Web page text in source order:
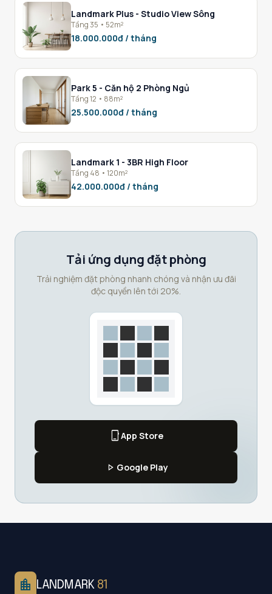
Landmark Plus - Studio View Sông
Tầng 35 • 52m²
18.000.000đ / tháng
Park 5 - Căn hộ 2 Phòng Ngủ
Tầng 12 • 88m²
25.500.000đ / tháng
Landmark 1 - 3BR High Floor
Tầng 48 • 120m²
42.000.000đ / tháng
Tải ứng dụng đặt phòng
Trải nghiệm đặt phòng nhanh chóng và nhận ưu đãi
độc quyền lên tới 20%.
phone_iphoneApp Store
play_arrow Google Play
location_city LANDMARK 81